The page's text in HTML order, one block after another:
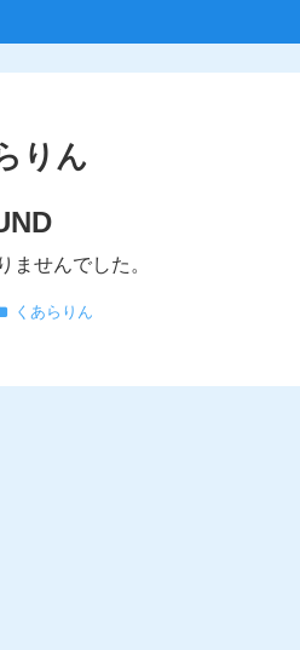
りん
ませんでした。
くあらりん